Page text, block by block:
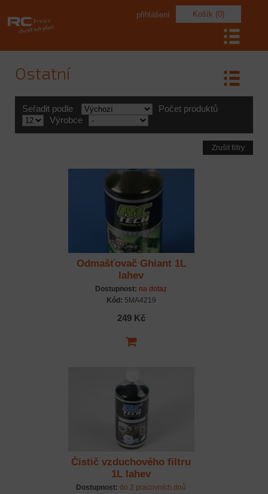
Košík (0)
přihlášení
Ostatní
Seřadit podle
Počet produktů
Výrobce
Zrušit filtry
Odmašťovač Ghiant 1L
lahev
Dostupnost: na dotaz
Kód: 5MA4219
249 Kč
Čistič vzduchového filtru
1L lahev
Dostupnost: do 2 pracovních dnů